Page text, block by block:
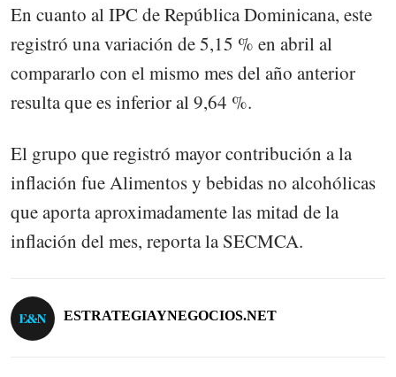
En cuanto al IPC de República Dominicana, este
registró una variación de 5,15 % en abril al
compararlo con el mismo mes del año anterior
resulta que es inferior al 9,64 %.
El grupo que registró mayor contribución a la
inflación fue Alimentos y bebidas no alcohólicas
que aporta aproximadamente las mitad de la
inflación del mes, reporta la SECMCA.
ESTRATEGIAYNEGOCIOS.NET